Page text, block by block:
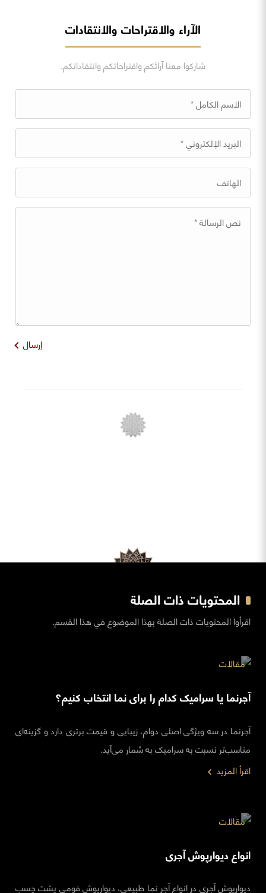
الآراء والاقتراحات والانتقادات
شاركوا معنا آرائكم واقتراحاتكم وانتقاداتكم.
إرسال
المحتويات ذات الصلة
اقرأوا المحتويات ذات الصلة بهذا الموضوع في هذا القسم.
آجرنما یا سرامیک کدام را برای نما انتخاب کنیم؟
آجرنما در سه ویژگی اصلی دوام، زیبایی و قیمت برتری دارد و گزینه‌ای
مناسب‌تر نسبت به سرامیک به شمار می‌آید.
مقالات
اقرأ المزيد
انواع دیوارپوش آجری
دیوارپوش آجری در انواع آجر نما طبیعی، دیوارپوش فومی پشت چسب
مقالات